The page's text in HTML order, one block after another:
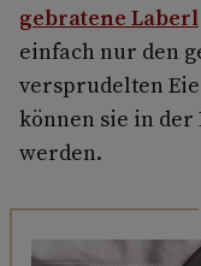
gebratene Laberl
einfach nur den
versprudelten
können sie in
werden.